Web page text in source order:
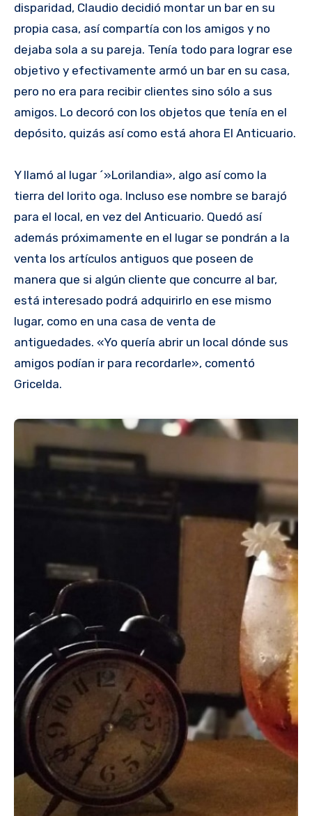
disparidad, Claudio decidió montar un bar en su
propia casa, así compartía con los amigos y no
dejaba sola a su pareja. Tenía todo para lograr ese
objetivo y efectivamente armó un bar en su casa,
pero no era para recibir clientes sino sólo a sus
amigos. Lo decoró con los objetos que tenía en el
depósito, quizás así como está ahora El Anticuario.
Y llamó al lugar ´»Lorilandia», algo así como la
tierra del lorito oga. Incluso ese nombre se barajó
para el local, en vez del Anticuario. Quedó así
además próximamente en el lugar se pondrán a la
venta los artículos antiguos que poseen de
manera que si algún cliente que concurre al bar,
está interesado podrá adquirirlo en ese mismo
lugar, como en una casa de venta de
antiguedades. «Yo quería abrir un local dónde sus
amigos podían ir para recordarle», comentó
Gricelda.